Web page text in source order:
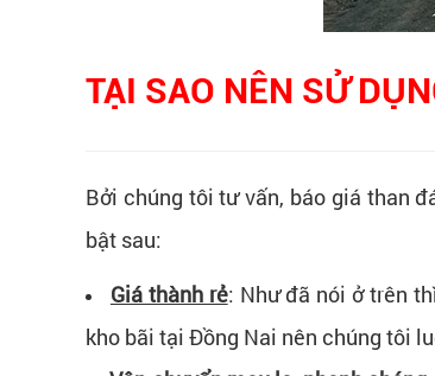
TẠI SAO NÊN SỬ
Bởi chúng tôi tư vấn, báo giá than
bật sau:
Giá thành rẻ: Như đã nói ở trên
kho bãi tại Đồng Nai nên chúng tôi